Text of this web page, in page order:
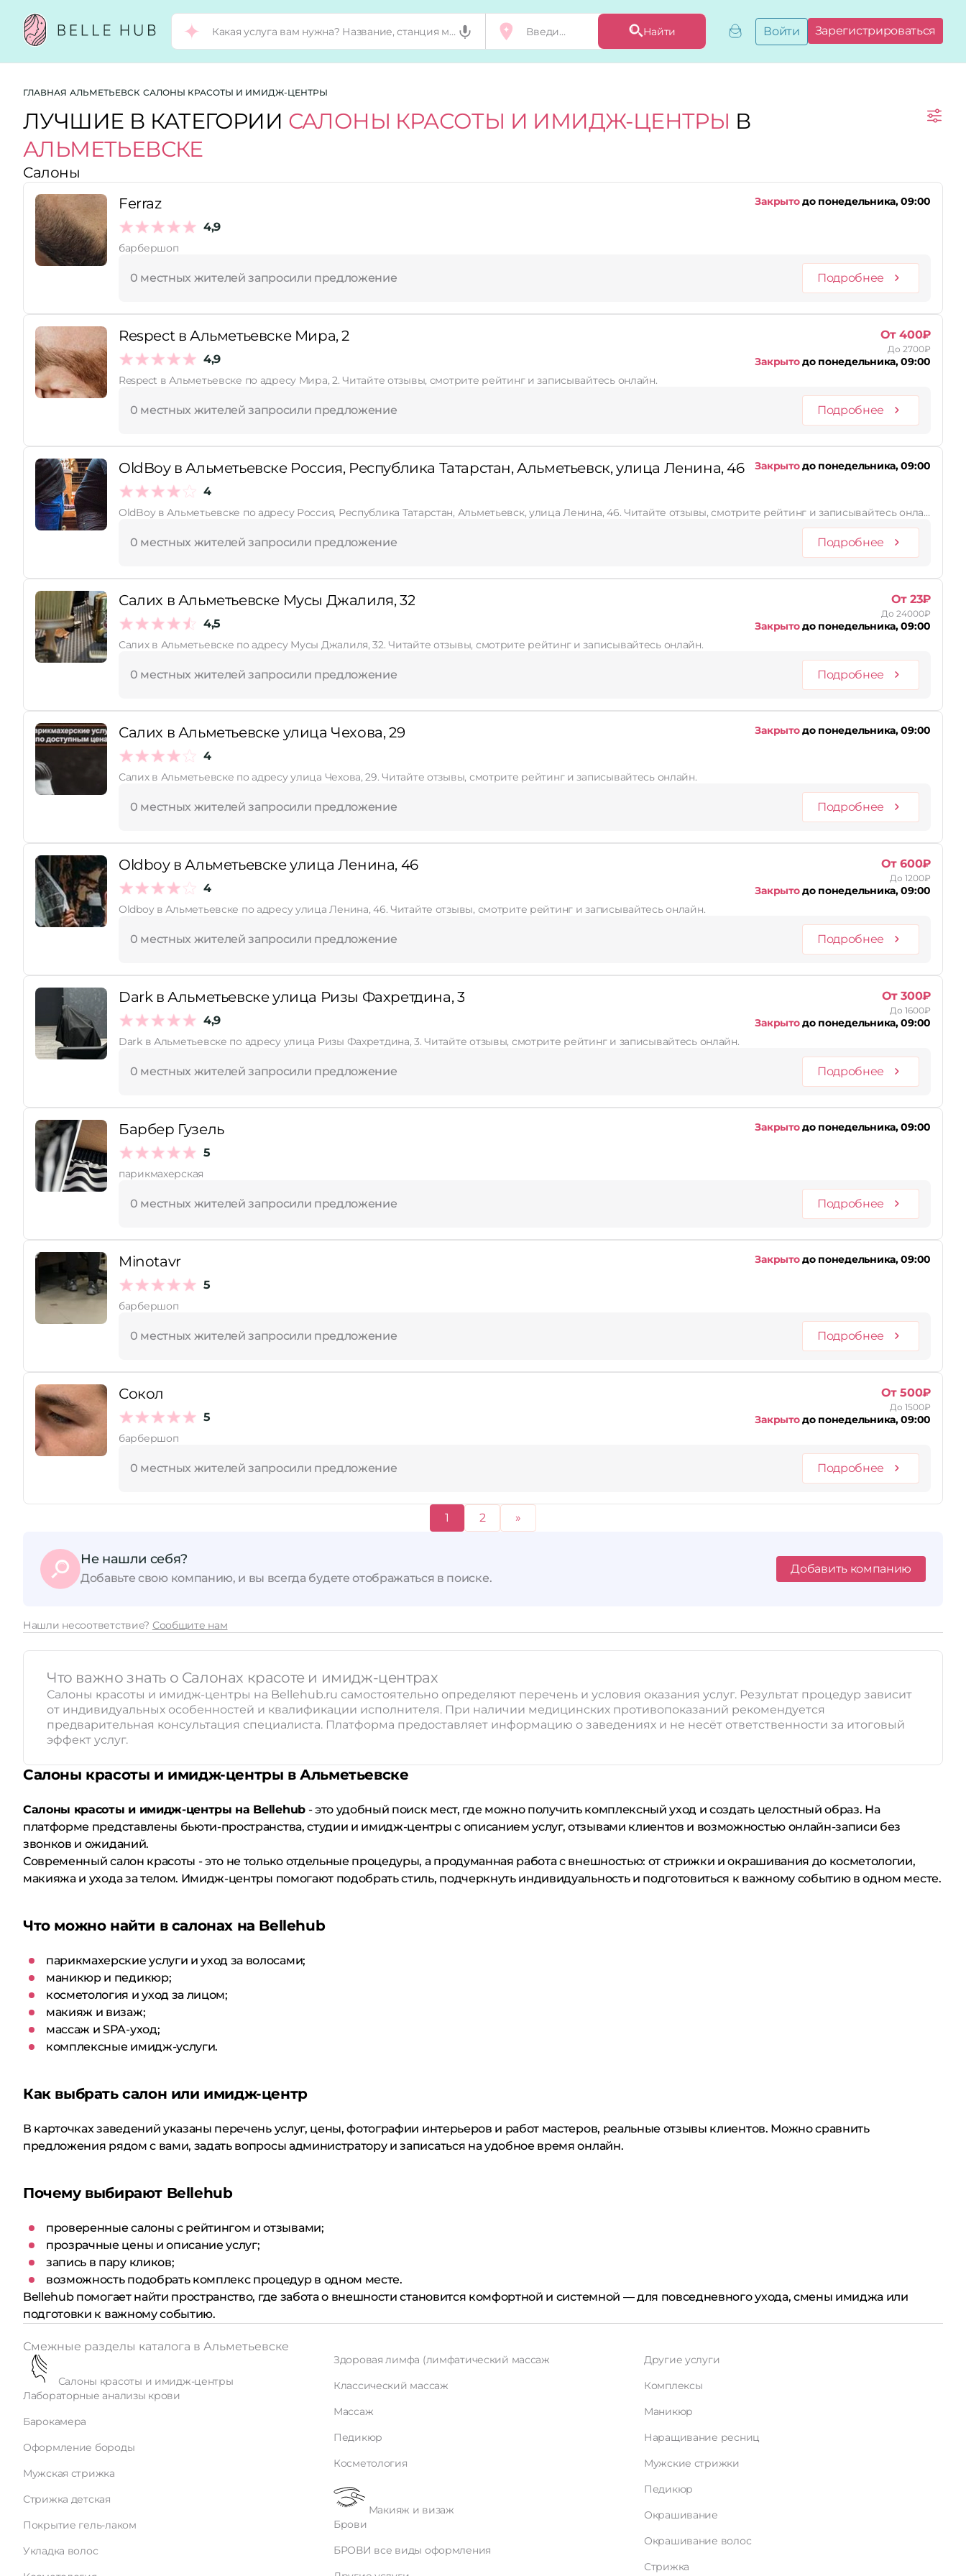
Найти
Добавить,
бизнес
Запросы
Войти Зарегистрироваться
Город:
Категории:
Услуги:
Рейтинг:
Принимает сертификаты
Применить
ГЛАВНАЯ АЛЬМЕТЬЕВСК САЛОНЫ КРАСОТЫ И ИМИДЖ-ЦЕНТРЫ
ЛУЧШИЕ В КАТЕГОРИИ САЛОНЫ КРАСОТЫ И ИМИДЖ-ЦЕНТРЫ В
АЛЬМЕТЬЕВСКЕ
Салоны
Ferraz
4,9
Закрытодо понедельника, 09:00
барбершоп
0 местных жителей запросили предложение Подробнее
Respect в Альметьевске Мира, 2
4,9
От 400₽
До 2700₽
Закрытодо понедельника, 09:00
Respect в Альметьевске по адресу Мира, 2. Читайте отзывы, смотрите рейтинг и записывайтесь онлайн.
0 местных жителей запросили предложение Подробнее
OldBoy в Альметьевске Россия, Республика Татарстан, Альметьевск, улица Ленина, 46
4
Закрытодо понедельника, 09:00
OldBoy в Альметьевске по адресу Россия, Республика Татарстан, Альметьевск, улица Ленина, 46. Читайте отзывы, смотрите рейтинг и записывайтесь онла…
0 местных жителей запросили предложение Подробнее
Салих в Альметьевске Мусы Джалиля, 32
4,5
От 23₽
До 24000₽
Закрытодо понедельника, 09:00
Салих в Альметьевске по адресу Мусы Джалиля, 32. Читайте отзывы, смотрите рейтинг и записывайтесь онлайн.
0 местных жителей запросили предложение Подробнее
Салих в Альметьевске улица Чехова, 29
4
Закрытодо понедельника, 09:00
Салих в Альметьевске по адресу улица Чехова, 29. Читайте отзывы, смотрите рейтинг и записывайтесь онлайн.
0 местных жителей запросили предложение Подробнее
Oldboy в Альметьевске улица Ленина, 46
4
От 600₽
До 1200₽
Закрытодо понедельника, 09:00
Oldboy в Альметьевске по адресу улица Ленина, 46. Читайте отзывы, смотрите рейтинг и записывайтесь онлайн.
0 местных жителей запросили предложение Подробнее
Dark в Альметьевске улица Ризы Фахретдина, 3
4,9
От 300₽
До 1600₽
Закрытодо понедельника, 09:00
Dark в Альметьевске по адресу улица Ризы Фахретдина, 3. Читайте отзывы, смотрите рейтинг и записывайтесь онлайн.
0 местных жителей запросили предложение Подробнее
Барбер Гузель
5
Закрытодо понедельника, 09:00
парикмахерская
0 местных жителей запросили предложение Подробнее
Minotavr
5
Закрытодо понедельника, 09:00
барбершоп
0 местных жителей запросили предложение Подробнее
Сокол
5
От 500₽
До 1500₽
Закрытодо понедельника, 09:00
барбершоп
0 местных жителей запросили предложение Подробнее
1 2 »
Не нашли себя?
Добавьте свою компанию, и вы всегда будете отображаться в поиске.
Добавить компанию
Нашли несоответствие? Сообщите нам
Что важно знать о Салонах красоте и имидж-центрах
Салоны красоты и имидж-центры на Bellehub.ru самостоятельно определяют перечень и условия оказания услуг. Результат процедур зависит
от индивидуальных особенностей и квалификации исполнителя. При наличии медицинских противопоказаний рекомендуется
предварительная консультация специалиста. Платформа предоставляет информацию о заведениях и не несёт ответственности за итоговый
эффект услуг.
Салоны красоты и имидж-центры в Альметьевске
Салоны красоты и имидж-центры на Bellehub- это удобный поиск мест, где можно получить комплексный уход и создать целостный образ. На
платформе представлены бьюти-пространства, студии и имидж-центры с описанием услуг, отзывами клиентов и возможностью онлайн-записи без
звонков и ожиданий.
Современный салон красоты - это не только отдельные процедуры, а продуманная работа с внешностью: от стрижки и окрашивания до косметологии,
макияжа и ухода за телом. Имидж-центры помогают подобрать стиль, подчеркнуть индивидуальность и подготовиться к важному событию в одном месте.
Что можно найти в салонах на Bellehub
парикмахерские услуги и уход за волосами;
маникюр и педикюр;
косметология и уход за лицом;
макияж и визаж;
массаж и SPA-уход;
комплексные имидж-услуги.
Как выбрать салон или имидж-центр
В карточках заведений указаны перечень услуг, цены, фотографии интерьеров и работ мастеров, реальные отзывы клиентов. Можно сравнить
предложения рядом с вами, задать вопросы администратору и записаться на удобное время онлайн.
Почему выбирают Bellehub
проверенные салоны с рейтингом и отзывами;
прозрачные цены и описание услуг;
запись в пару кликов;
возможность подобрать комплекс процедур в одном месте.
Bellehub помогает найти пространство, где забота о внешности становится комфортной и системной — для повседневного ухода, смены имиджа или
подготовки к важному событию.
Смежные разделы каталога в Альметьевске
Салоны красоты и имидж-центры
Лабораторные анализы крови
Барокамера
Оформление бороды
Мужская стрижка
Стрижка детская
Покрытие гель-лаком
Укладка волос
Здоровая лимфа (лимфатический массаж
Классический массаж
Массаж
Педикюр
Косметология
Макияж и визаж
Брови
БРОВИ все виды оформления
Другие услуги
Комплексы
Маникюр
Наращивание ресниц
Мужские стрижки
Педикюр
Окрашивание
Окрашивание волос
Стрижка